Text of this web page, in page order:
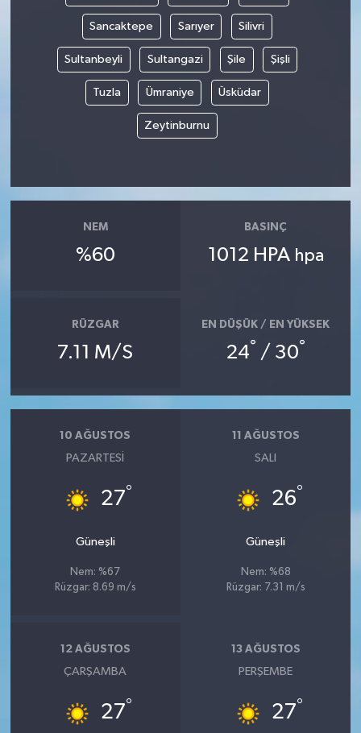
Sancaktepe Sarıyer Silivri
Sultanbeyli Sultangazi Şile Şişli
Tuzla Ümraniye Üsküdar
Zeytinburnu
NEM
%60
BASINÇ
1012 HPA hpa
RÜZGAR
7.11 M/S
EN DÜŞÜK / EN YÜKSEK
24° / 30°
10 AĞUSTOS
PAZARTESI
27°
Güneşli
Nem: %67
Rüzgar: 8.69 m/s
11 AĞUSTOS
SALI
26°
Güneşli
Nem: %68
Rüzgar: 7.31 m/s
12 AĞUSTOS
ÇARŞAMBA
27°
13 AĞUSTOS
PERŞEMBE
27°